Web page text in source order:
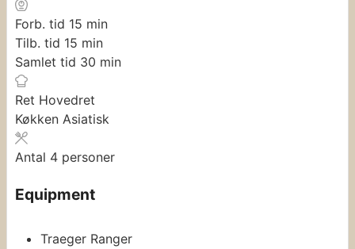
Forb. tid 15 minutter
min
Tilb. tid 15 minutter
min
Samlet tid 30 minutter
min
Ret Hovedret
Køkken Asiatisk
Antal 4 personer
Equipment
Traeger Ranger